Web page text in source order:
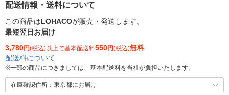
配送情報・送料について
この商品はLOHACOが販売・発送します。
最短翌日お届け
3,780円(税込)以上で基本配送料550円(税込)無料
配送料について
※一部の商品につきましては、基本配送料を当社が負担いたします。
在庫確認住所：東京都にお届け